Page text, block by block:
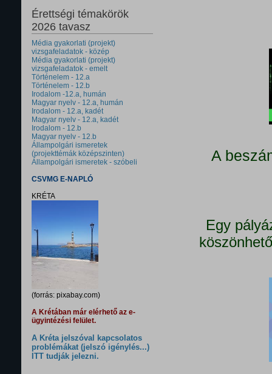
Érettségi témakörök
2026 tavasz
Média gyakorlati (projekt)
vizsgafeladatok - közép
Média gyakorlati (projekt)
vizsgafeladatok - emelt
Történelem - 12.a
Történelem - 12.b
Irodalom -12.a, humán
Magyar nyelv - 12.a, humán
Irodalom - 12.a, kadét
Magyar nyelv - 12.a, kadét
Irodalom - 12.b
Magyar nyelv - 12.b
Állampolgári ismeretek
(projekttémák középszinten)
Állampolgári ismeretek - szóbeli
CSVMG E-NAPLÓ
KRÉTA
(forrás: pixabay.com)
A Krétában már elérhető az e-
ügyintézési felület.
A Kréta jelszóval kapcsolatos
problémákat (jelszó igénylés...)
ITT tudják jelezni.
A
Egy